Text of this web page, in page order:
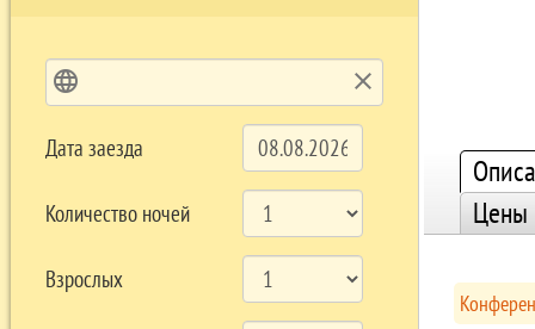
language clear
Дата заезда
Количество ночей
Взрослых
Цены